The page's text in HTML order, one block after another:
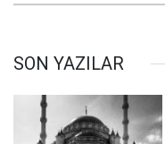
SON YAZILAR